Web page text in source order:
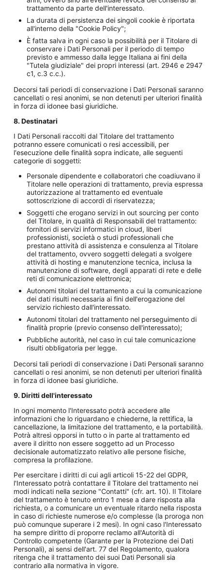
trattamento da parte dell'interessato.
La durata di persistenza dei singoli cookie è riportata
all'interno della "Cookie Policy";
È fatta salva in ogni caso la possibilità per il Titolare di
conservare i Dati Personali per il periodo di tempo
previsto e ammesso dalla legge Italiana ai fini della
"Tutela giudiziale" dei propri interessi (art. 2946 e 2947
c1, c.3 c.c.).
Decorsi tali periodi di conservazione i Dati Personali saranno
cancellati o resi anonimi, se non detenuti per ulteriori finalità
in forza di idonee basi giuridiche.
8. Destinatari
I Dati Personali raccolti dal Titolare del trattamento
potranno essere comunicati o resi accessibili, per
l'esecuzione delle finalità sopra indicate, alle seguenti
categorie di soggetti:
Personale dipendente e collaboratori che coadiuvano il
Titolare nelle operazioni di trattamento, previa espressa
autorizzazione al trattamento ed eventuale
sottoscrizione di accordi di riservatezza;
Soggetti che erogano servizi in out sourcing per conto
del Titolare, in qualità di Responsabili del trattamento:
fornitori di servizi informatici in cloud, liberi
professionisti, società o studi professionali che
prestano attività di assistenza e consulenza al Titolare
del trattamento, ovvero soggetti delegati a svolgere
attività di hosting e manutenzione tecnica, inclusa la
manutenzione di software, degli apparati di rete e delle
reti di comunicazione elettronica;
Autonomi titolari del trattamento a cui la comunicazione
dei dati risulti necessaria ai fini dell'erogazione del
servizio richiesto dall'interessato.
Autonomi titolari del trattamento nel perseguimento di
finalità proprie (previo consenso dell'interessato);
Pubbliche autorità, nel caso in cui tale comunicazione
risulti obbligatoria per legge.
Decorsi tali periodi di conservazione i Dati Personali saranno
cancellati o resi anonimi, se non detenuti per ulteriori finalità
in forza di idonee basi giuridiche.
9. Diritti dell'interessato
In ogni momento l'Interessato potrà accedere alle
informazioni che lo riguardano e chiederne, la rettifica, la
cancellazione, la limitazione del trattamento, e la portabilità.
Potrà altresì opporsi in tutto o in parte al trattamento ed
avere il diritto non essere soggetto ad un Processo
decisionale automatizzato relativo alle persone fisiche,
compresa la profilazione.
Per esercitare i diritti di cui agli articoli 15-22 del GDPR,
l'Interessato potrà contattare il Titolare del trattamento nei
modi indicati nella sezione "Contatti" (cfr. art. 10). Il Titolare
del trattamento è tenuto entro 1 mese a dare risposta alla
richiesta, o a comunicare un eventuale ritardo nella risposta
in caso di richieste numerose e/o complesse (la proroga non
può comunque superare i 2 mesi). In ogni caso l'Interessato
ha sempre diritto di proporre reclamo all'Autorità di
Controllo competente (Garante per la Protezione dei Dati
Personali), ai sensi dell'art. 77 del Regolamento, qualora
ritenga che il trattamento dei suoi Dati Personali sia
contrario alla normativa in vigore.